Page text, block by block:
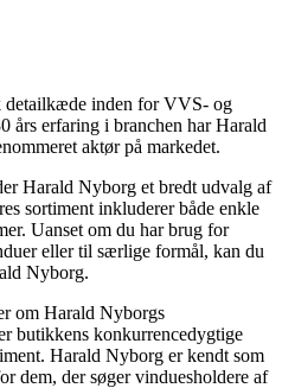
detailkæde inden for VVS- og
års erfaring i branchen har Harald
aktør på markedet.
Harald Nyborg et bredt udvalg af
sortiment inkluderer både enkle
Uanset om du har brug for
eller til særlige formål, kan du
Nyborg.
om Harald Nyborgs
butikkens konkurrencedygtige
Harald Nyborg er kendt som
dem, der søger vinduesholdere af